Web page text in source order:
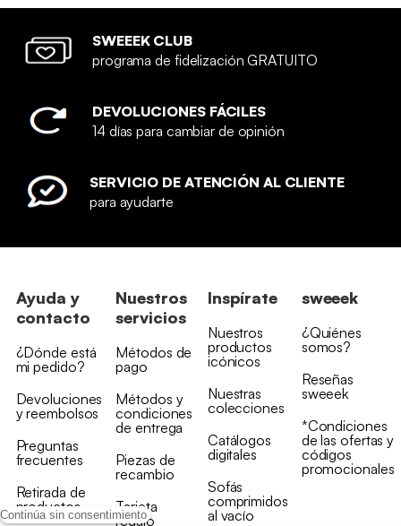
Continúa sin consentimiento
SWEEEK CLUB
programa de fidelización GRATUITO
DEVOLUCIONES FÁCILES
14 días para cambiar de opinión
SERVICIO DE ATENCIÓN AL CLIENTE
para ayudarte
Ayuda y
contacto
¿Dónde está
mi pedido?
Devoluciones
y reembolsos
Preguntas
frecuentes
Retirada de
productos
Nuestros
servicios
Métodos de
pago
Métodos y
condiciones
de entrega
Piezas de
recambio
Tarjeta
regalo
Inspírate
Nuestros
productos
icónicos
Nuestras
colecciones
Catálogos
digitales
Sofás
comprimidos
al vacío
sweeek
¿Quiénes
somos?
Reseñas
sweeek
*Condiciones
de las ofertas y
códigos
promocionales